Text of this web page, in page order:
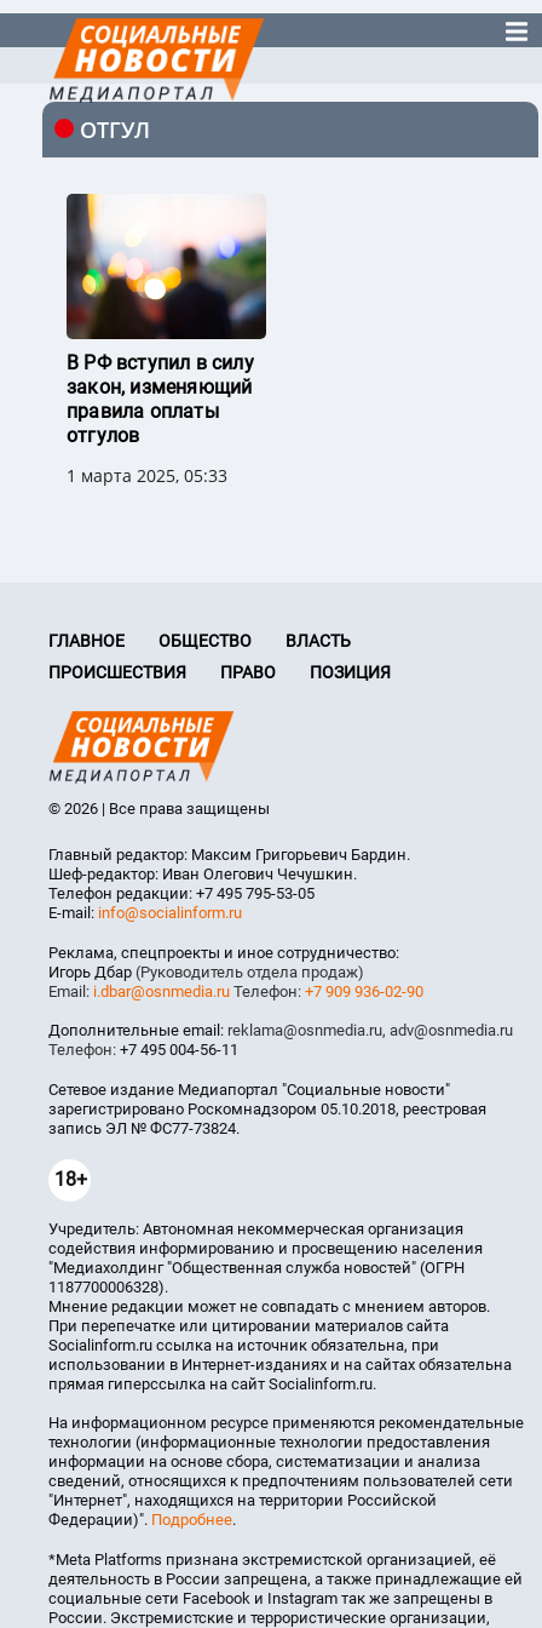
ОТГУЛ
В РФ вступил в силу
закон, изменяющий
правила оплаты
отгулов
1 марта 2025, 05:33
ГЛАВНОЕ ОБЩЕСТВО
ВЛАСТЬ
ПРОИСШЕСТВИЯ
ПРАВО ПОЗИЦИЯ
© 2026 | Все права защищены
Главный редактор: Максим Григорьевич Бардин.
Шеф-редактор: Иван Олегович Чечушкин.
Телефон редакции: +7 495 795-53-05
E-mail: info@socialinform.ru
Реклама, спецпроекты и иное сотрудничество:
Игорь Дбар (Руководитель отдела продаж)
Email: i.dbar@osnmedia.ru Телефон: +7 909 936-02-90
Дополнительные email: reklama@osnmedia.ru, adv@osnmedia.ru
Телефон: +7 495 004-56-11
Сетевое издание Медиапортал "Социальные новости"
зарегистрировано Роскомнадзором 05.10.2018, реестровая
запись ЭЛ № ФС77-73824.
18+
Учредитель: Автономная некоммерческая организация
содействия информированию и просвещению населения
"Медиахолдинг "Общественная служба новостей" (ОГРН
1187700006328).
Мнение редакции может не совпадать с мнением авторов.
При перепечатке или цитировании материалов сайта
Socialinform.ru ссылка на источник обязательна, при
использовании в Интернет-изданиях и на сайтах обязательна
прямая гиперссылка на сайт Socialinform.ru.
На информационном ресурсе применяются рекомендательные
технологии (информационные технологии предоставления
информации на основе сбора, систематизации и анализа
сведений, относящихся к предпочтениям пользователей сети
"Интернет", находящихся на территории Российской
Федерации)". Подробнее.
*Meta Platforms признана экстремистской организацией, её
деятельность в России запрещена, а также принадлежащие ей
социальные сети Facebook и Instagram так же запрещены в
России. Экстремистские и террористические организации,